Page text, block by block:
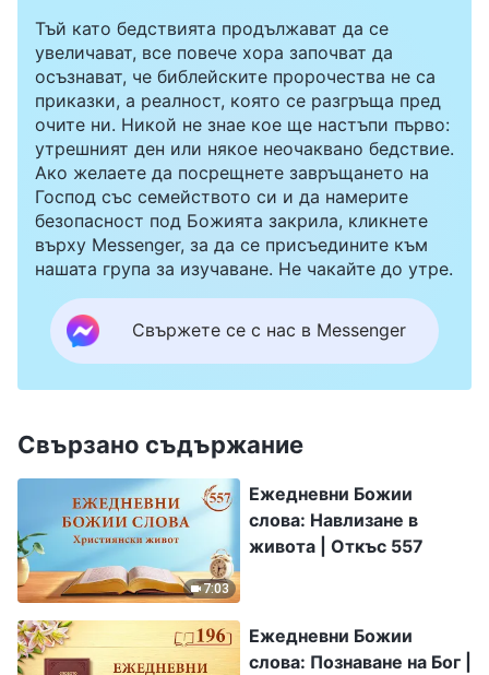
Тъй като бедствията продължават да се
увеличават, все повече хора започват да
осъзнават, че библейските пророчества не са
приказки, а реалност, която се разгръща пред
очите ни. Никой не знае кое ще настъпи първо:
утрешният ден или някое неочаквано бедствие.
Ако желаете да посрещнете завръщането на
Господ със семейството си и да намерите
безопасност под Божията закрила, кликнете
върху Messenger, за да се присъедините към
нашата група за изучаване. Не чакайте до утре.
Свържете се с нас в Messenger
Свързано съдържание
7:03
Ежедневни Божии
слова: Навлизане в
живота | Откъс 557
Ежедневни Божии
слова: Познаване на Бог |